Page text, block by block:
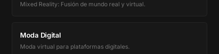
Mixed Reality: Fusión de mundo real y virtual.
Moda Digital
Moda virtual para plataformas digitales.